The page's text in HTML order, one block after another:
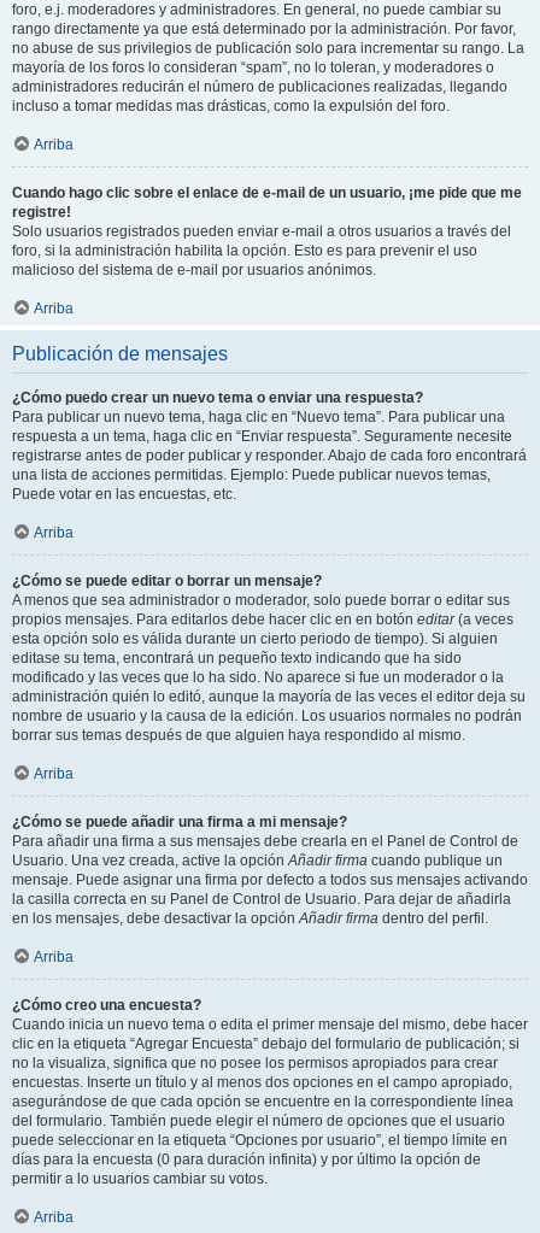
foro, e.j. moderadores y administradores. En general, no puede cambiar su
rango directamente ya que está determinado por la administración. Por favor,
no abuse de sus privilegios de publicación solo para incrementar su rango. La
mayoría de los foros lo consideran “spam”, no lo toleran, y moderadores o
administradores reducirán el número de publicaciones realizadas, llegando
incluso a tomar medidas mas drásticas, como la expulsión del foro.
Arriba
Cuando hago clic sobre el enlace de e-mail de un usuario, ¡me pide que me
registre!
Solo usuarios registrados pueden enviar e-mail a otros usuarios a través del
foro, si la administración habilita la opción. Esto es para prevenir el uso
malicioso del sistema de e-mail por usuarios anónimos.
Arriba
Publicación de mensajes
¿Cómo puedo crear un nuevo tema o enviar una respuesta?
Para publicar un nuevo tema, haga clic en “Nuevo tema”. Para publicar una
respuesta a un tema, haga clic en “Enviar respuesta”. Seguramente necesite
registrarse antes de poder publicar y responder. Abajo de cada foro encontrará
una lista de acciones permitidas. Ejemplo: Puede publicar nuevos temas,
Puede votar en las encuestas, etc.
Arriba
¿Cómo se puede editar o borrar un mensaje?
A menos que sea administrador o moderador, solo puede borrar o editar sus
propios mensajes. Para editarlos debe hacer clic en en botón editar(a veces
esta opción solo es válida durante un cierto periodo de tiempo). Si alguien
editase su tema, encontrará un pequeño texto indicando que ha sido
modificado y las veces que lo ha sido. No aparece si fue un moderador o la
administración quién lo editó, aunque la mayoría de las veces el editor deja su
nombre de usuario y la causa de la edición. Los usuarios normales no podrán
borrar sus temas después de que alguien haya respondido al mismo.
Arriba
¿Cómo se puede añadir una firma a mi mensaje?
Para añadir una firma a sus mensajes debe crearla en el Panel de Control de
Usuario. Una vez creada, active la opciónAñadir firma cuando publique un
mensaje. Puede asignar una firma por defecto a todos sus mensajes activando
la casilla correcta en su Panel de Control de Usuario. Para dejar de añadirla
en los mensajes, debe desactivar la opciónAñadir firma dentro del perfil.
Arriba
¿Cómo creo una encuesta?
Cuando inicia un nuevo tema o edita el primer mensaje del mismo, debe hacer
clic en la etiqueta “Agregar Encuesta” debajo del formulario de publicación; si
no la visualiza, significa que no posee los permisos apropiados para crear
encuestas. Inserte un título y al menos dos opciones en el campo apropiado,
asegurándose de que cada opción se encuentre en la correspondiente línea
del formulario. También puede elegir el número de opciones que el usuario
puede seleccionar en la etiqueta “Opciones por usuario”, el tiempo límite en
días para la encuesta (0 para duración infinita) y por último la opción de
permitir a lo usuarios cambiar su votos.
Arriba